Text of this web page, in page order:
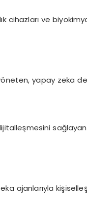
cihazları ve
yapay zeka
ajanlarıyla